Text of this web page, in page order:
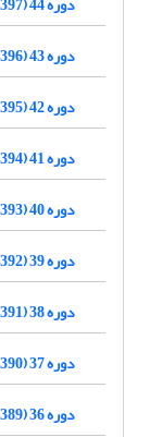
دوره 43 (1396)
دوره 42 (1395)
دوره 41 (1394)
دوره 40 (1393)
دوره 39 (1392)
دوره 38 (1391)
دوره 37 (1390)
دوره 36 (1389)